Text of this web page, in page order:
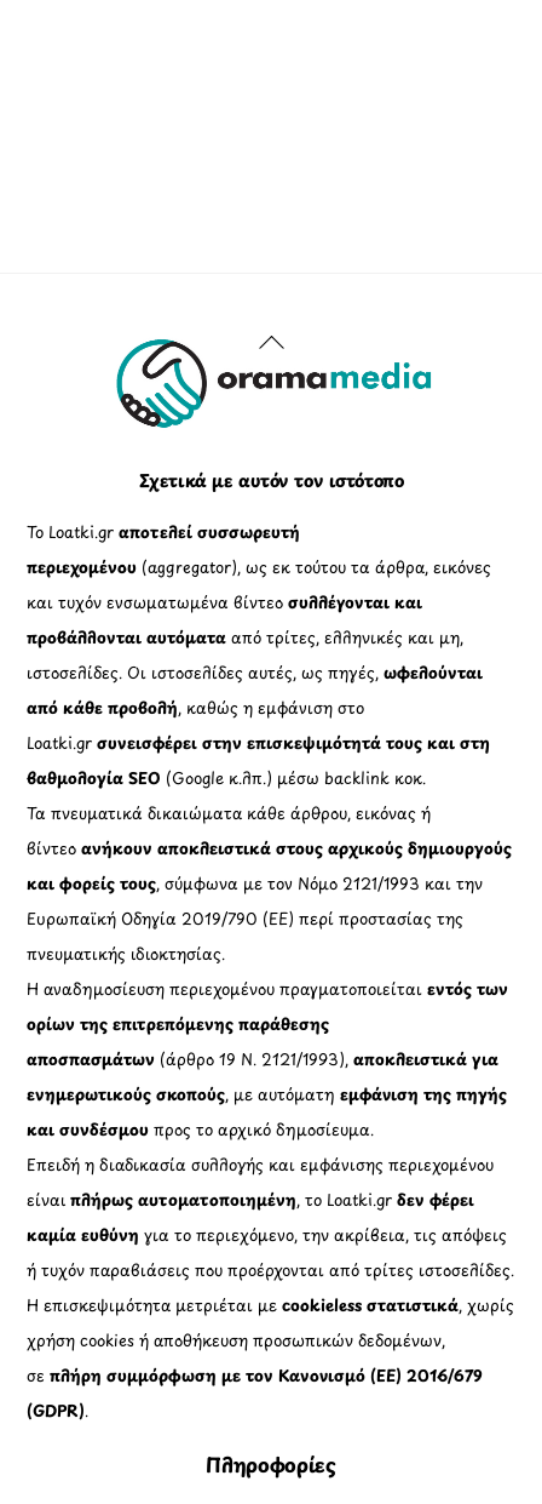
Back
To
Σχετικά με αυτόν τον ιστότοπο
Το Loatki.grαποτελεί συσσωρευτή
περιεχομένου (aggregator), ως εκ τούτου τα άρθρα, εικόνες
και τυχόν ενσωματωμένα βίντεοσυλλέγονται και
προβάλλονται αυτόματααπό τρίτες, ελληνικές και μη,
ιστοσελίδες. Οι ιστοσελίδες αυτές, ως πηγές,ωφελούνται
από κάθε προβολή, καθώς η εμφάνιση στο
Loatki.gr συνεισφέρει στην επισκεψιμότητά τους και στη
βαθμολογία SEO (Google κ.λπ.) μέσω backlink κοκ.
Τα πνευματικά δικαιώματα κάθε άρθρου, εικόνας ή
βίντεοανήκουν αποκλειστικά στους αρχικούς δημιουργούς
και φορείς τους, σύμφωνα με τον Νόμο 2121/1993 και την
Ευρωπαϊκή Οδηγία 2019/790 (ΕΕ) περί προστασίας της
πνευματικής ιδιοκτησίας.
Η αναδημοσίευση περιεχομένου πραγματοποιείταιεντός των
ορίων της επιτρεπόμενης παράθεσης
αποσπασμάτων (άρθρο 19 Ν. 2121/1993), αποκλειστικά για
ενημερωτικούς σκοπούς, με αυτόματηεμφάνιση της πηγής
και συνδέσμου προς το αρχικό δημοσίευμα.
Επειδή η διαδικασία συλλογής και εμφάνισης περιεχομένου
είναιπλήρως αυτοματοποιημένη, το Loatki.grδεν φέρει
καμία ευθύνη για το περιεχόμενο, την ακρίβεια, τις απόψεις
ή τυχόν παραβιάσεις που προέρχονται από τρίτες ιστοσελίδες.
Η επισκεψιμότητα μετριέται μεcookieless στατιστικά, χωρίς
χρήση cookies ή αποθήκευση προσωπικών δεδομένων,
σεπλήρη συμμόρφωση με τον Κανονισμό (ΕΕ) 2016/679
(GDPR).
Πληροφορίες